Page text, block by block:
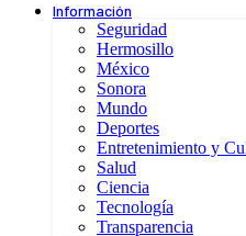
Información
Seguridad
Hermosillo
México
Sonora
Mundo
Deportes
Entretenimiento y
Salud
Ciencia
Tecnología
Transparencia